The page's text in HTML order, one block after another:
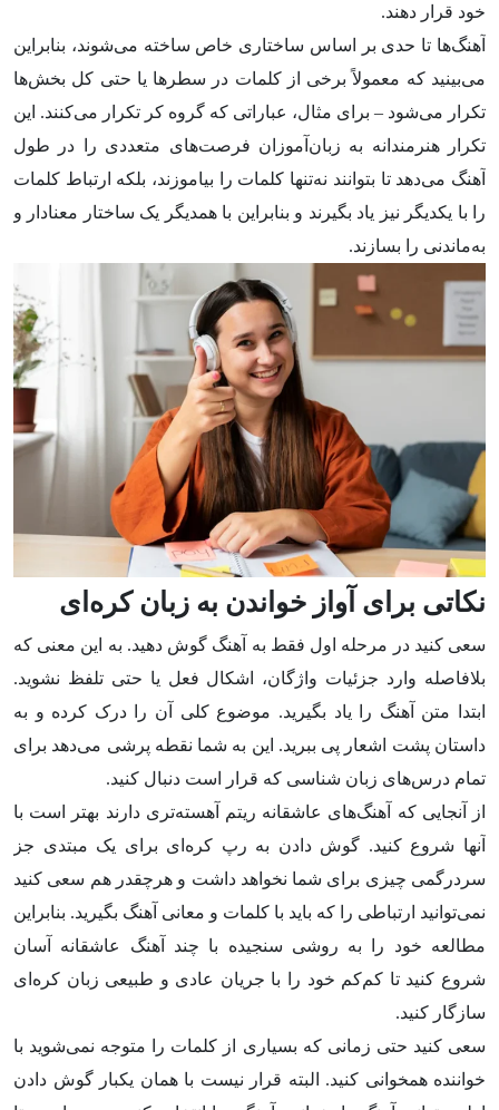
خود قرار دهند.
آهنگ‌ها تا حدی بر اساس ساختاری خاص ساخته می‌شوند، بنابراین
می‌بینید که معمولاً برخی از کلمات در سطرها یا حتی کل بخش‌ها
تکرار می‌شود – برای مثال، عباراتی که گروه کر تکرار می‌کنند. این
تکرار هنرمندانه به زبان‌آموزان فرصت‌های متعددی را در طول
آهنگ می‌دهد تا بتوانند نه‌تنها کلمات را بیاموزند، بلکه ارتباط کلمات
را با یکدیگر نیز یاد بگیرند و بنابراین با همدیگر یک ساختار معنادار و
به‌ماندنی را بسازند.
نکاتی برای آواز خواندن به زبان کره‌ای
سعی کنید در مرحله اول فقط به آهنگ گوش دهید. به این معنی که
بلافاصله وارد جزئیات واژگان، اشکال فعل یا حتی تلفظ نشوید.
ابتدا متن آهنگ را یاد بگیرید. موضوع کلی آن را درک کرده و به
داستان پشت اشعار پی ببرید. این به شما نقطه پرشی می‌دهد برای
تمام درس‌های زبان شناسی که قرار است دنبال کنید.
از آنجایی که آهنگ‌های عاشقانه ریتم آهسته‌تری دارند بهتر است با
آنها شروع کنید. گوش دادن به رپ کره‌ای برای یک مبتدی جز
سردرگمی چیزی برای شما نخواهد داشت و هرچقدر هم سعی کنید
نمی‌توانید ارتباطی را که باید با کلمات و معانی آهنگ بگیرید. بنابراین
مطالعه خود را به روشی سنجیده با چند آهنگ عاشقانه آسان
شروع کنید تا کم‌کم خود را با جریان عادی و طبیعی زبان کره‌ای
سازگار کنید.
سعی کنید حتی زمانی که بسیاری از کلمات را متوجه نمی‌شوید با
خواننده همخوانی کنید. البته قرار نیست با همان یکبار گوش دادن